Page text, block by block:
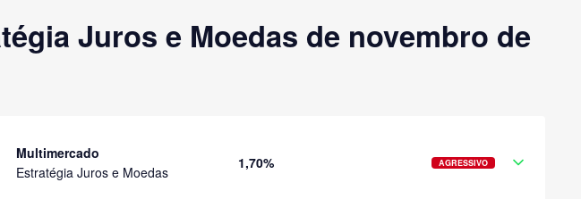
Juros e Moedas de novembro de
Multimercado
Estratégia Juros e Moedas
1,70% AGRESSIVO